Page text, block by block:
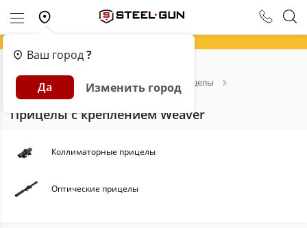
Ваш город?
Да Изменить город
Главная Каталог
Прицелы
Тип крепления: Weaver
Прицелы с креплением Weaver
Коллиматорные прицелы
Оптические прицелы